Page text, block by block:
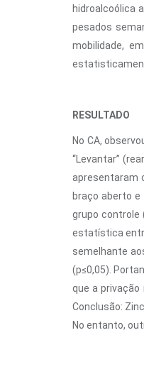
hidroalcoólica
pesados
mobilidade,
RESULTADO
No CA,
“Levantar”
apresentaram
braço aberto e
grupo controle
estatística
semelhante
(p≤0,05).
que a
Conclusão:
No entanto,